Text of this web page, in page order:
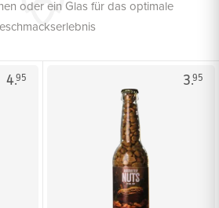
oder ein Glas für das optimale
4.95 3.95